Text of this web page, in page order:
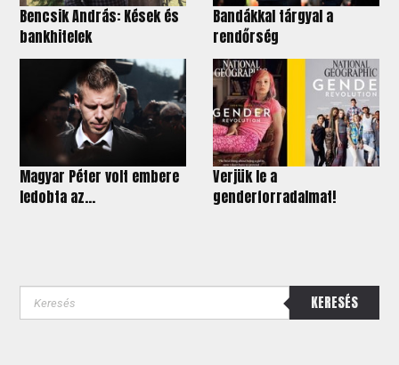
Bencsik András: Kések és
bankhitelek
Bandákkal tárgyal a
rendőrség
Magyar Péter volt embere
ledobta az...
Verjük le a
genderforradalmat!
KERESÉS